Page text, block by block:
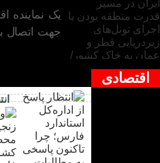
یک نماینده
جهت اتصال
اقتصادی